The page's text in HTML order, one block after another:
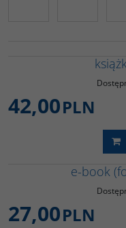
42,00PLN
e-book
27,00PLN